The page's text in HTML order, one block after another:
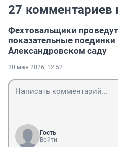
27 комментариев
Фехтовальщики проведут
показательные поединки
Александровском саду
20 мая 2026, 12:52
Гость
Войти